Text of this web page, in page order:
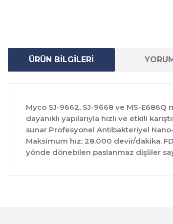
ÜRÜN BİLGİLERİ
Myco SJ-9662, SJ-9668 ve MS-
dayanıklı yapılarıyla hızlı ve etkili
sunar Profesyonel Antibakteriyel
Maksimum hız: 28.000 devir/dakika.
yönde dönebilen paslanmaz dişliler